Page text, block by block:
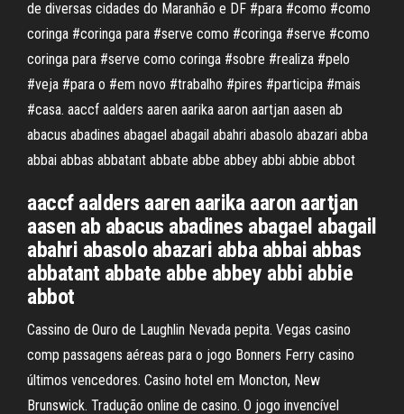
de diversas cidades do Maranhão e DF #para #como #como
coringa #coringa para #serve como #coringa #serve #como
coringa para #serve como coringa #sobre #realiza #pelo
#veja #para o #em novo #trabalho #pires #participa #mais
#casa. aaccf aalders aaren aarika aaron aartjan aasen ab
abacus abadines abagael abagail abahri abasolo abazari abba
abbai abbas abbatant abbate abbe abbey abbi abbie abbot
aaccf aalders aaren aarika aaron aartjan
aasen ab abacus abadines abagael abagail
abahri abasolo abazari abba abbai abbas
abbatant abbate abbe abbey abbi abbie
abbot
Cassino de Ouro de Laughlin Nevada pepita. Vegas casino
comp passagens aéreas para o jogo Bonners Ferry casino
últimos vencedores. Casino hotel em Moncton, New
Brunswick. Tradução online de casino. O jogo invencível